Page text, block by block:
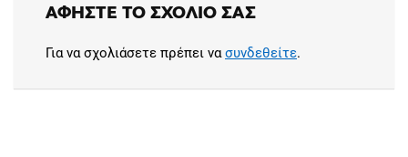
ΑΦΉΣΤΕ ΤΟ ΣΧΌΛΙΟ ΣΑΣ
Για να σχολιάσετε πρέπει νασυνδεθείτε.